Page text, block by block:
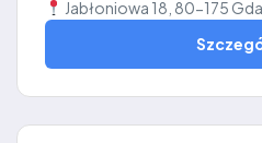
Jabłoniowa 18, 80-175